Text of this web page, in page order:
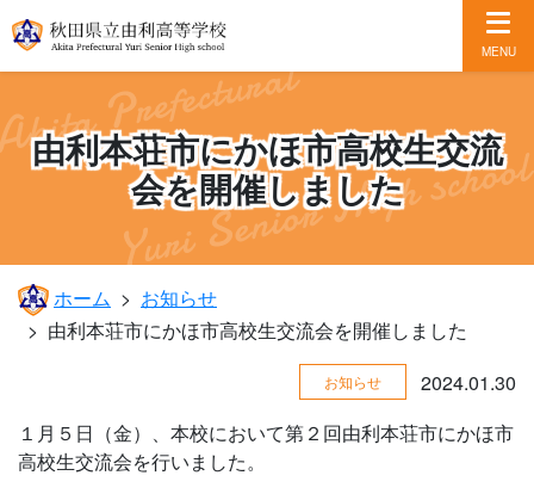
MENU
由利本荘市にかほ市高校生交流
会を開催しました
ホーム
お知らせ
由利本荘市にかほ市高校生交流会を開催しました
お知らせ
2024.01.30
１月５日（金）、本校において第２回由利本荘市にかほ市
高校生交流会を行いました。